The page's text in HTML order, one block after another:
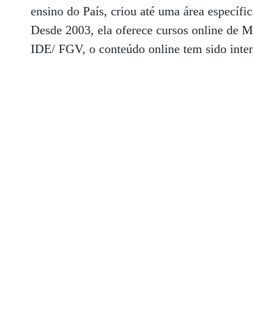
ensino do País, criou até uma área
Desde 2003, ela oferece cursos online de
IDE/ FGV, o conteúdo online tem sido